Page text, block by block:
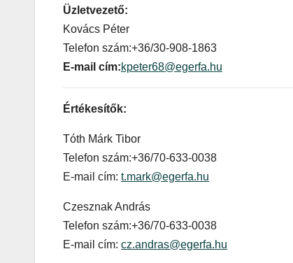
Üzletvezető:
Kovács Péter
Telefon szám:+36/30-908-1863
E-mail cím:kpeter68@egerfa.hu
Értékesítők:
Tóth Márk Tibor
Telefon szám:+36/70-633-0038
E-mail cím: t.mark@egerfa.hu
Czesznak András
Telefon szám:+36/70-633-0038
E-mail cím: cz.andras@egerfa.hu